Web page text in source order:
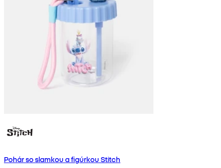
Pohár so slamkou a figúrkou Stitch